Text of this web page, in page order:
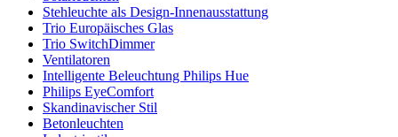
Stehleuchte als Design-Innenausstattung
Trio Europäisches Glas
Trio SwitchDimmer
Ventilatoren
Intelligente Beleuchtung Philips Hue
Philips EyeComfort
Skandinavischer Stil
Betonleuchten